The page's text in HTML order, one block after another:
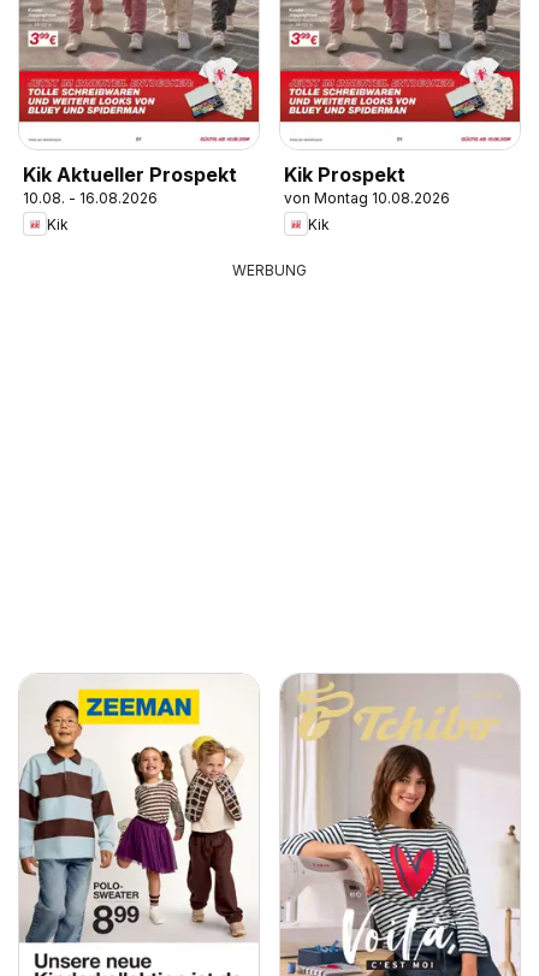
Kik Aktueller Prospekt
10.08. - 16.08.2026
Kik
Kik Prospekt
von Montag 10.08.2026
Kik
WERBUNG